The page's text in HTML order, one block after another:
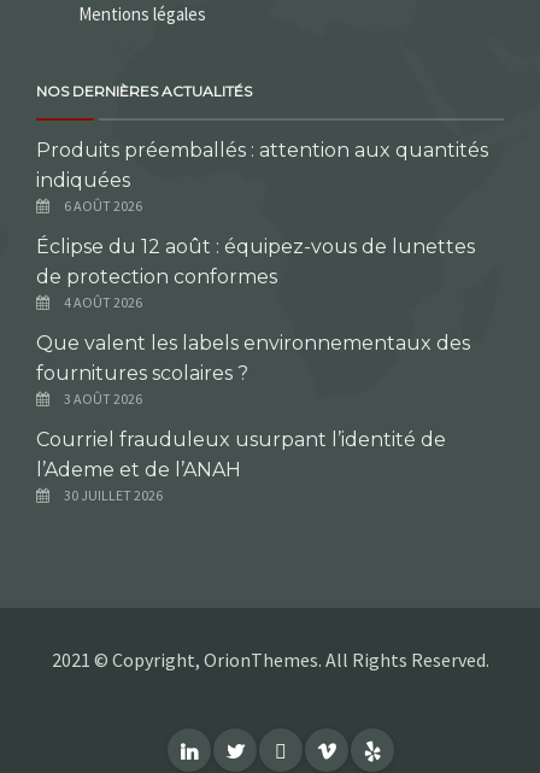
Mentions légales
NOS DERNIÈRES ACTUALITÉS
Produits préemballés : attention aux quantités
indiquées
6 AOÛT 2026
Éclipse du 12 août : équipez-vous de lunettes
de protection conformes
4 AOÛT 2026
Que valent les labels environnementaux des
fournitures scolaires ?
3 AOÛT 2026
Courriel frauduleux usurpant l’identité de
l’Ademe et de l’ANAH
30 JUILLET 2026
2021 © Copyright, OrionThemes. All Rights Reserved.